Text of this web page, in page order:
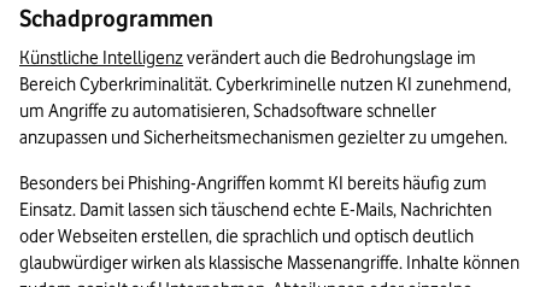
Schadprogrammen
Künstliche Intelligenz verändert auch die Bedrohungslage im
Bereich Cyberkriminalität. Cyberkriminelle nutzen KI zunehmend,
um Angriffe zu automatisieren, Schadsoftware schneller
anzupassen und Sicherheitsmechanismen gezielter zu umgehen.
Besonders bei Phishing-Angriffen kommt KI bereits häufig zum
Einsatz. Damit lassen sich täuschend echte E-Mails, Nachrichten
oder Webseiten erstellen, die sprachlich und optisch deutlich
glaubwürdiger wirken als klassische Massenangriffe. Inhalte können